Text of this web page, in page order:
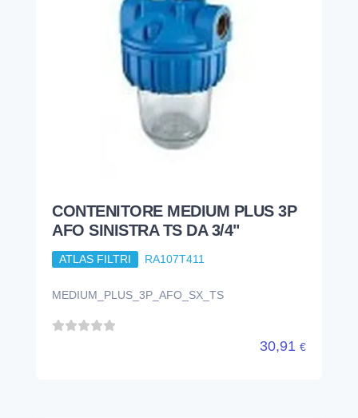
CONTENITORE MEDIUM PLUS 3P
AFO SINISTRA TS DA 3/4"
ATLAS FILTRI RA107T411
MEDIUM_PLUS_3P_AFO_SX_TS
30,91 €